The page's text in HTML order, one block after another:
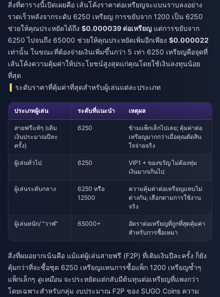
สิ่งที่ตารางนี้เปิดเผยคือ เส้นโค้งราคาต่อเหรียญจะแบนราบลงอย่าง
รวดเร็วหลังจากระดับ 6250 เหรียญ การขยับจาก 1200 เป็น 6250
ช่วยให้คุณประหยัดได้ถึง $0.000039 ต่อเหรียญ แต่การขยับจาก
6250 ไปจนถึง 65000 ช่วยให้คุณประหยัดเพิ่มอีกเพียง $0.000022
เท่านั้น ในขณะที่ต้องจ่ายเงินเพิ่มขึ้นกว่า 5 เท่า 6250 เหรียญคือจุดที่
เส้นโค้งความคุ้มค่าให้ประโยชน์สูงสุดแก่คุณโดยใช้เงินลงทุนน้อย
ที่สุด
ระดับราคาที่คุ้มค่าที่สุดสำหรับผู้เล่นแต่ละประเภท
ประเภทผู้เล่น ระดับที่แนะนำ เหตุผล
สายฟรีแท้ๆ (เติม
เงินประมาณปีละ
ครั้ง)
6250
ข้ามแพ็กเล็กไปเลย; คุ้มค่าต่อ
เหรียญมากกว่าเมื่อคุณตัดสิน
ใจจ่ายจริง
ผู้เล่นทั่วไป 6250
VIP1 + ของขวัญ ไม่ต้องทุ่ม
เงินมากเกินไป
ผู้เล่นระดับกลาง
6250 หรือ
12500
ความคุ้มค่าต่อเหรียญแทบไม่
ต่างกัน; เลือกตามการใช้งาน
จริง
ผู้เล่นหนัก/ "วาฬ" 65000+
อัตราต่อเหรียญที่ถูกที่สุดคุ้มค่า
สำหรับการซื้อเหมา
สิ่งที่ผมอยากเน้นคือ แม้แต่ผู้เล่นสายฟรี (F2P) ที่เติมเงินปีละครั้ง ก็ยัง
คุ้มกว่าที่จะซื้อชุด 6250 เหรียญแทนการซื้อแพ็ก 1200 เหรียญซ้ำๆ
แพ็กเล็กๆ ดูเหมือน จะประหยัดแต่กลับมีต้นทุนต่อเหรียญที่แพงกว่า
โดยเฉพาะสำหรับกลุ่ม งบประมาณ F2P ของ SUGO Coins ความ